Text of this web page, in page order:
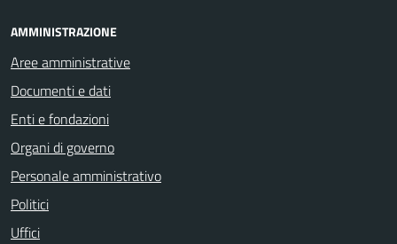
AMMINISTRAZIONE
Aree amministrative
Documenti e dati
Enti e fondazioni
Organi di governo
Personale amministrativo
Politici
Uffici